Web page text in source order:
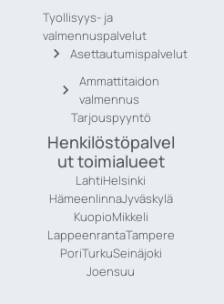
Tyollisyys- ja
valmennuspalvelut
Asettautumispalvelut
Ammattitaidon
valmennus
Tarjouspyyntö
Henkilöstöpalvel
ut toimialueet
LahtiHelsinki
HämeenlinnaJyväskylä
KuopioMikkeli
LappeenrantaTampere
PoriTurkuSeinäjoki
Joensuu